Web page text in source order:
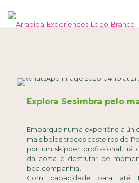
Explora Sesimbra pelo
Embarque numa experiência
mais belos troços costeiros de
por um skipper profissional, irá
da costa e desfrutar de
boa companhia.
Com capacidade para até